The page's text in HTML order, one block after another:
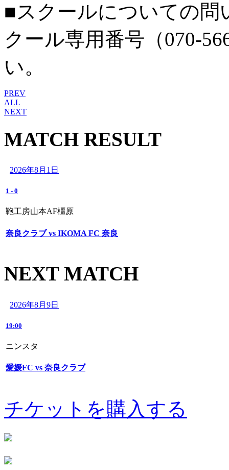
■スクールについての
クール専用番号（070-
い。
PREV
ALL
NEXT
MATCH RESULT
2026年8月1日
1 - 0
鞄工房山本AF橿原
奈良クラブ vs IKOMA FC 奈良
NEXT MATCH
2026年8月9日
19:00
ニンスタ
愛媛FC vs 奈良クラブ
チケットを購入する